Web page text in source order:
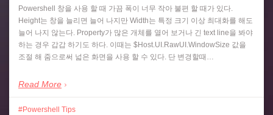
Powershell 창을 사용 할 때 가끔 폭이 너무 작아 불편 할 때가 있다.
Height는 창을 늘리면 늘어 나지만 Width는 특정 크기 이상 최대화를 해도
늘어 나지 않는다. Property가 많은 개체를 열어 보거나 긴 text line을 봐야
하는 경우 갑갑 하기도 하다. 이때는 $Host.UI.RawUI.WindowSize 값을
조절 해 줌으로써 넓은 화면을 사용 할 수 있다. 단 변경할때…
Read More
Powershell Tips